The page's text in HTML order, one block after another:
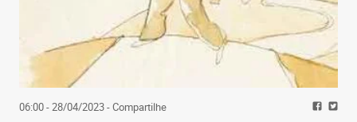
06:00 - 28/04/2023- Compartilhe